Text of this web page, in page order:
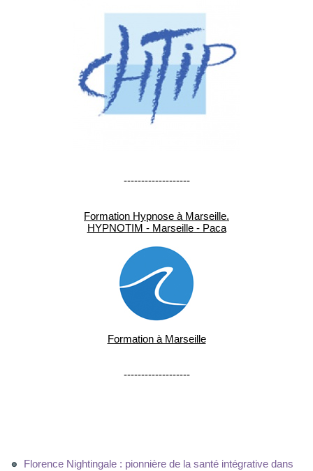
-------------------
Formation Hypnose à Marseille.
HYPNOTIM - Marseille - Paca
Formation à Marseille
-------------------
Florence Nightingale : pionnière de la santé intégrative dans